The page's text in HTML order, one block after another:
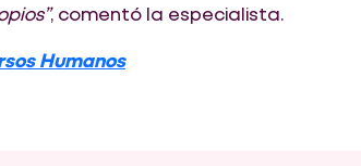
, comentó la especialista.
Humanos